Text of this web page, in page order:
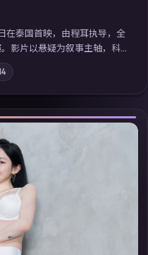
在泰国首映，由程耳执导，全
影片以悬疑为叙事主轴，科
糊；摄影与配乐强化地域气
清电视剧在线看」延展检索
体验。